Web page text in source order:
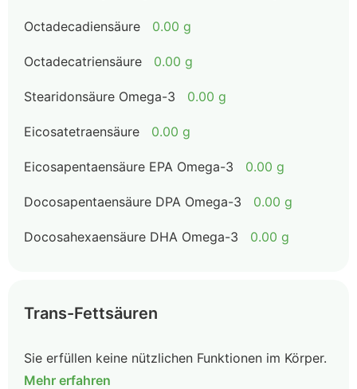
Octadecadiensäure 0.00 g
Octadecatriensäure 0.00 g
Stearidonsäure Omega-3 0.00 g
Eicosatetraensäure 0.00 g
Eicosapentaensäure EPA Omega-3 0.00 g
Docosapentaensäure DPA Omega-3 0.00 g
Docosahexaensäure DHA Omega-3 0.00 g
Trans-Fettsäuren
Sie erfüllen keine nützlichen Funktionen im Körper.
Mehr erfahren